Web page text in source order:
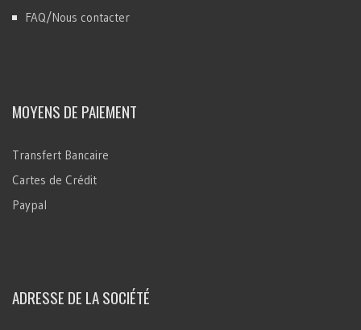
FAQ/Nous contacter
MOYENS DE PAIEMENT
Transfert Bancaire
Cartes de Crédit
Paypal
ADRESSE DE LA SOCIÉTÉ